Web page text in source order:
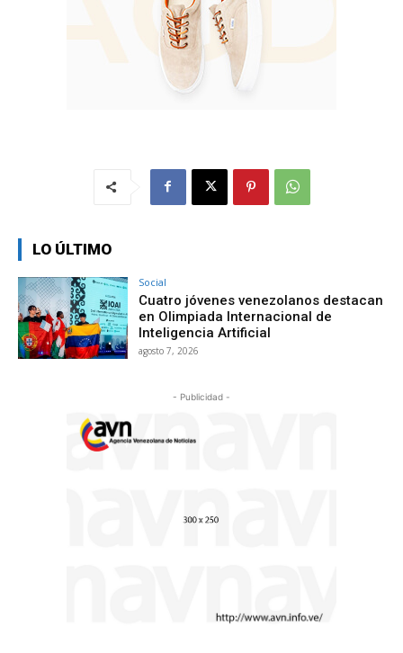
LO ÚLTIMO
Social
Cuatro jóvenes venezolanos destacan
en Olimpiada Internacional de
Inteligencia Artificial
agosto 7, 2026
- Publicidad -